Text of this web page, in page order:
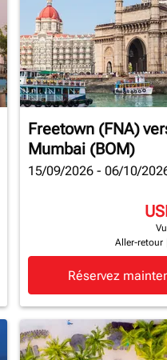
Freetown (FNA)
Mumbai (BOM)
15/09/2026 - 06/10/
Aller-retour
Réservez